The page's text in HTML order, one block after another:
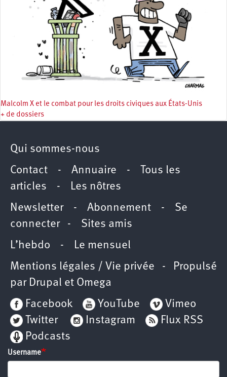
Malcolm X et le combat pour les droits civiques aux États-Unis
+ de dossiers
Qui sommes-nous
Contact - Annuaire -
Tous les
articles - Les nôtres
Newsletter- Abonnement - Se
connecter- Sites amis
L’hebdo - Le mensuel
Mentions légales / Vie privée - Propulsé
par Drupal et Omega
Facebook
YouTube
Vimeo
Twitter
Instagram
Flux RSS
Podcasts
Username